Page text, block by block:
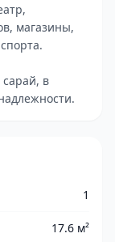
магазины,
в
1
17.6 м²